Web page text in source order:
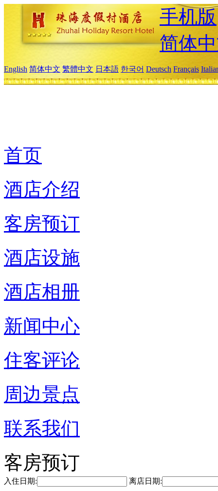
手机版
简体
English 简体中文 繁體中文 日本語 한국어 Deutsch Français
首页
酒店介绍
客房预订
酒店设施
酒店相册
新闻中心
住客评论
周边景点
联系我们
客房预订
入住日期: 离店日期: